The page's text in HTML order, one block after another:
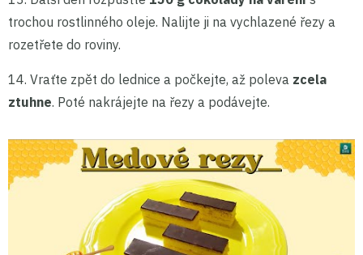
trochou rostlinného oleje. Nalijte ji na vychlazené řezy a
rozetřete do roviny.
14. Vraťte zpět do lednice a počkejte, až poleva zcela
ztuhne. Poté nakrájejte na řezy a podávejte.